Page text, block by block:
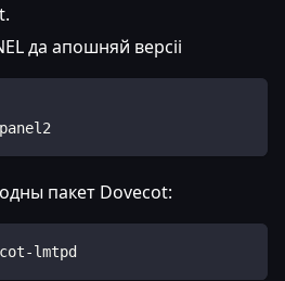
да апошняй версіі
пакет Dovecot:
lmtpd